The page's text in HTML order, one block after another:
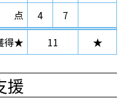
点
4
7
得★
11 ★
援